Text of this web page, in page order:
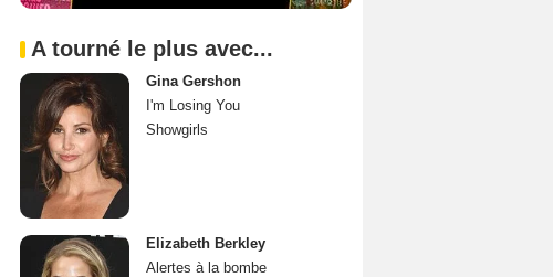
A tourné le plus avec...
Gina Gershon
I'm Losing You
Showgirls
Elizabeth Berkley
Alertes à la bombe